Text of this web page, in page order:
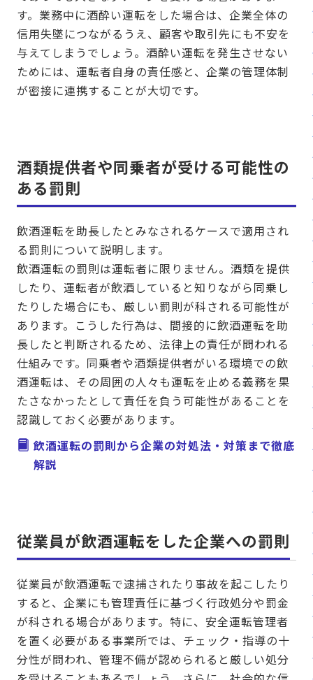
す。業務中に酒酔い運転をした場合は、企業全体の
信用失墜につながるうえ、顧客や取引先にも不安を
与えてしまうでしょう。酒酔い運転を発生させない
ためには、運転者自身の責任感と、企業の管理体制
が密接に連携することが大切です。
酒類提供者や同乗者が受ける可能性の
ある罰則
飲酒運転を助長したとみなされるケースで適用され
る罰則について説明します。
飲酒運転の罰則は運転者に限りません。酒類を提供
したり、運転者が飲酒していると知りながら同乗し
たりした場合にも、厳しい罰則が科される可能性が
あります。こうした行為は、間接的に飲酒運転を助
長したと判断されるため、法律上の責任が問われる
仕組みです。同乗者や酒類提供者がいる環境での飲
酒運転は、その周囲の人々も運転を止める義務を果
たさなかったとして責任を負う可能性があることを
認識しておく必要があります。
飲酒運転の罰則から企業の対処法・対策まで徹底
解説
従業員が飲酒運転をした企業への罰則
従業員が飲酒運転で逮捕されたり事故を起こしたり
すると、企業にも管理責任に基づく行政処分や罰金
が科される場合があります。特に、安全運転管理者
を置く必要がある事業所では、チェック・指導の十
分性が問われ、管理不備が認められると厳しい処分